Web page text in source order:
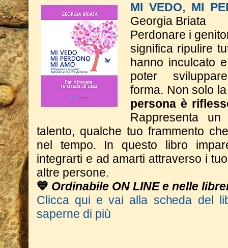
MI VEDO, MI
Georgia Briata
Perdonare i
significa ripulire
hanno inculcato
poter
forma. Non solo
persona è
Rappresenta
talento, qualche tuo frammento
nel tempo.
In questo libro
integrarti e ad amarti attraverso i
altre persone.
💙 Ordinabile ON LINE e nelle
Clicca qui e vai alla scheda del
saperne di più